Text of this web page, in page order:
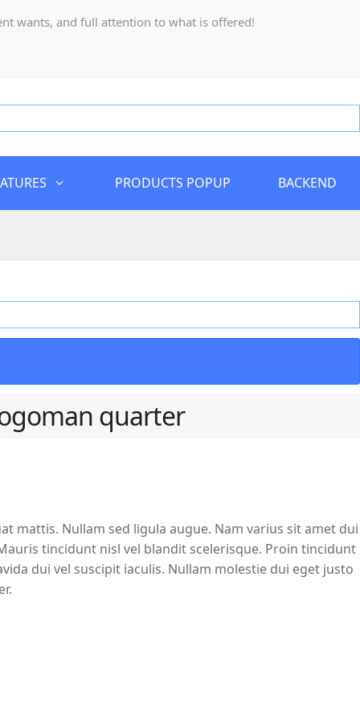
wants, and full attention to what is offered!
PRODUCTS POPUP BACKEND
quarter
mattis. Nullam sed ligula augue. Nam varius sit amet dui
tincidunt nisl vel blandit scelerisque. Proin tincidunt
dui vel suscipit iaculis. Nullam molestie dui eget justo